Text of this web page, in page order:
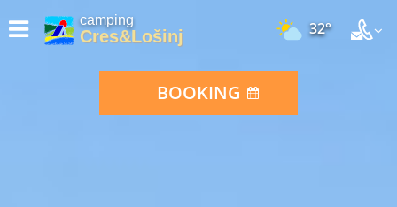
camping
Cres&Lošinj 32°
BOOKING